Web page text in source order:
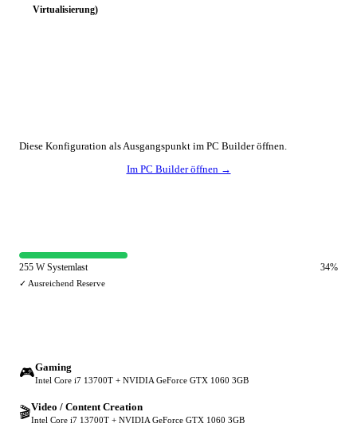
Virtualisierung)
Diese Konfiguration als Ausgangspunkt im PC Builder öffnen.
Im PC Builder öffnen →
255 W Systemlast 34%
✓ Ausreichend Reserve
🎮Gaming
Intel Core i7 13700T + NVIDIA GeForce GTX 1060 3GB
🎬Video / Content Creation
Intel Core i7 13700T + NVIDIA GeForce GTX 1060 3GB